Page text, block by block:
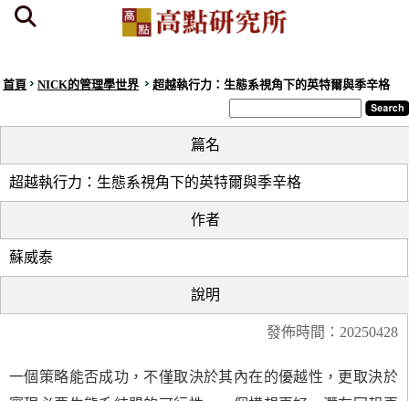
首頁 NICK的管理學世界 超越執行力：生態系視角下的英特爾與季辛格
篇名
超越執行力：生態系視角下的英特爾與季辛格
作者
蘇威泰
說明
發佈時間：20250428
一個策略能否成功，不僅取決於其內在的優越性，更取決於